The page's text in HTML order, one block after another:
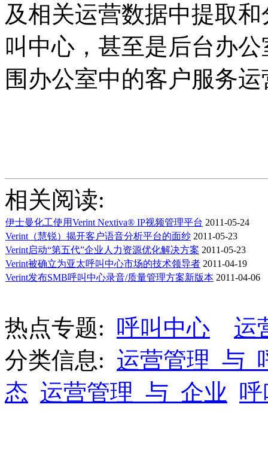
及相关运营数据中提取
叫中心，甚至是后台办
围办公室中的客户服务运
相关阅读:
伊士曼化工使用Verint Nextiva® IP视频管理平台 2011-05-24
Verint（慧锐）揭开客户语音分析平台的面纱 2011-05-23
Verint启动“第五代”企业人力资源优化解决方案 2011-05-23
Verint被确立为亚太呼叫中心市场的技术领导者 2011-04-19
Verint发布SMB呼叫中心录音/质量管理方案新版本 2011-04-06
热点专题: 呼叫中心
运
分类信息: 运营管理_与_
态 运营管理_与_企业